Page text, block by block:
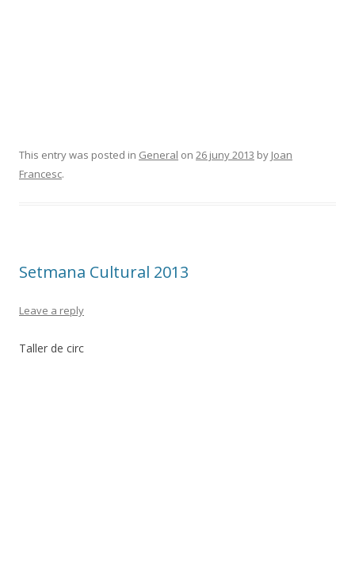
This entry was posted in General on 26 juny 2013 by Joan
Francesc.
Setmana Cultural 2013
Leave a reply
Taller de circ